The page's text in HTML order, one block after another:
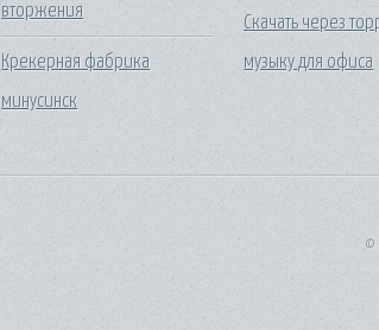
вторжения
Крекерная фабрика
минусинск
Скачать через
музыку для офиса
©